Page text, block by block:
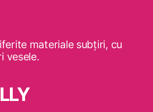
materiale subţiri, cu
vesele.